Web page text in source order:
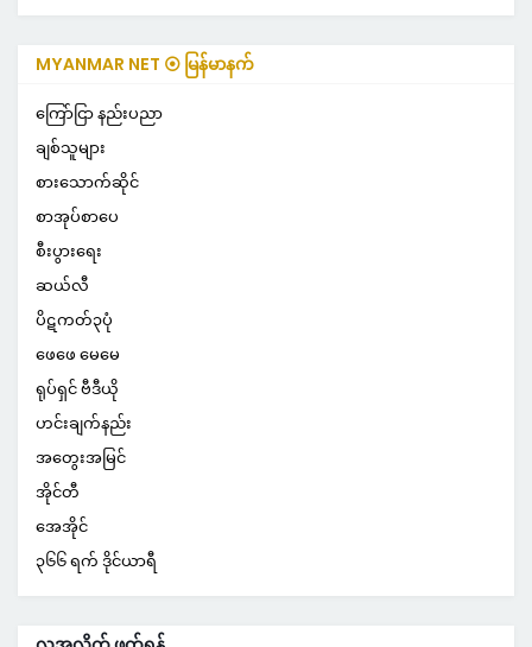
MYANMAR NET ⦿ မြန်မာနက်
ကြော်ငြာ နည်းပညာ
ချစ်သူများ
စားသောက်ဆိုင်
စာအုပ်စာပေ
စီးပွားရေး
ဆယ်လီ
ပိဋကတ်၃ပုံ
ဖေဖေ မေမေ
ရုပ်ရှင် ဗီဒီယို
ဟင်းချက်နည်း
အတွေးအမြင်
အိုင်တီ
အေအိုင်
၃၆၆ ရက် ဒိုင်ယာရီ